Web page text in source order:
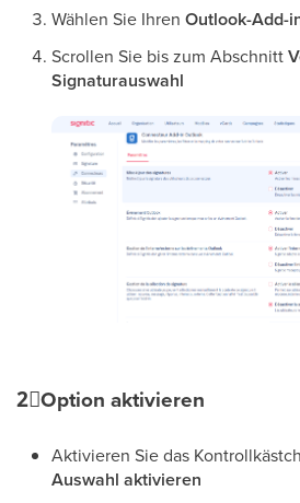
Wählen Sie Ihren Outlook-Add-
Scrollen Sie bis zum Abschnitt
Signaturauswahl
2⃣Option aktivieren
Aktivieren Sie das
Auswahl aktivieren